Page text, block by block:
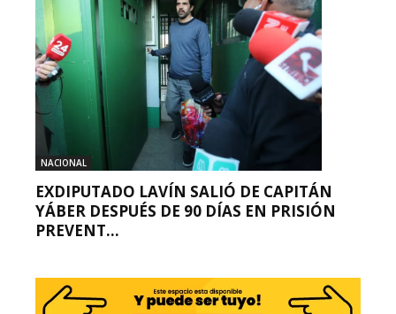
NACIONAL
EXDIPUTADO LAVÍN SALIÓ DE CAPITÁN
YÁBER DESPUÉS DE 90 DÍAS EN PRISIÓN
PREVENT...